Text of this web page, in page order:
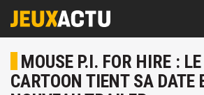
MOUSE P.I. FOR HIRE :
CARTOON TIENT SA DATE